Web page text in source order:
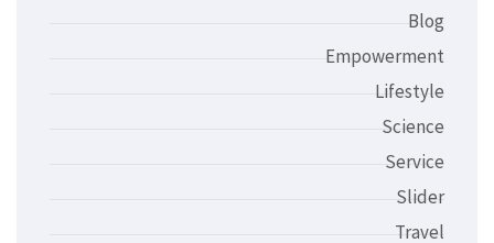
Blog
Empowerment
Lifestyle
Science
Service
Slider
Travel